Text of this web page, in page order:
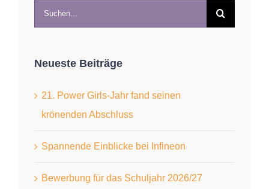
Suche
nach:
Neueste Beiträge
21. Power Girls-Jahr fand seinen
krönenden Abschluss
Spannende Einblicke bei Infineon
Bewerbung für das Schuljahr 2026/27